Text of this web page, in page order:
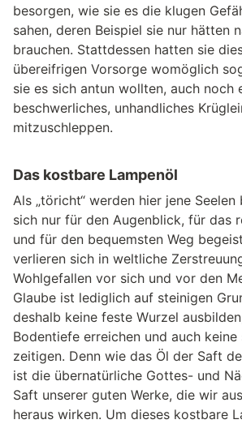
besorgen, wie sie es die klugen
sahen, deren Beispiel sie nur hätten
brauchen. Stattdessen hatten sie
übereifrigen Vorsorge womöglich
sie es sich antun wollten, auch noch
beschwerliches, unhandliches
mitzuschleppen.
Das kostbare Lampenöl
Als „töricht“ werden hier jene
sich nur für den Augenblick, für das
und für den bequemsten Weg
verlieren sich in weltliche
Wohlgefallen vor sich und vor den
Glaube ist lediglich auf steinigen
deshalb keine feste Wurzel
Bodentiefe erreichen und auch
zeitigen. Denn wie das Öl der Saft
ist die übernatürliche Gottes- und
Saft unserer guten Werke, die wir
heraus wirken. Um dieses kostbare